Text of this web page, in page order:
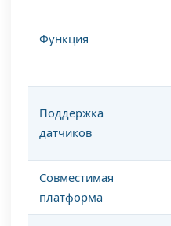
Функция
Поддержка
датчиков
Совместимая
платформа